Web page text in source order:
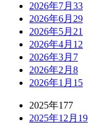
2026年7月 33
2026年6月 29
2026年5月 21
2026年4月 12
2026年3月 7
2026年2月 8
2026年1月 15
2025年177
2025年12月 19